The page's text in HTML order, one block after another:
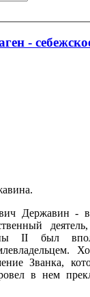
-
Державин -
II был
Званка,
в нем